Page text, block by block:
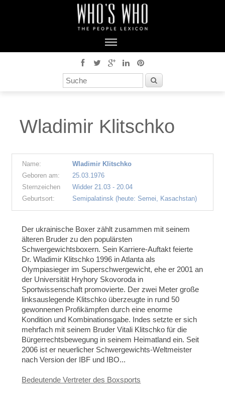
Wladimir Klitschko
Name:
Wladimir Klitschko
Geboren am:
25.03.1976
Sternzeichen
Widder 21.03 - 20.04
Geburtsort:
Semipalatinsk (heute: Semei, Kasachstan)
Der ukrainische Boxer zählt zusammen mit seinem
älteren Bruder zu den populärsten
Schwergewichtsboxern. Sein Karriere-Auftakt feierte
Dr. Wladimir Klitschko 1996 in Atlanta als
Olympiasieger im Superschwergewicht, ehe er 2001 an
der Universität Hryhory Skovoroda in
Sportwissenschaft promovierte. Der zwei Meter große
linksauslegende Klitschko überzeugte in rund 50
gewonnenen Profikämpfen durch eine enorme
Kondition und Kombinationsgabe. Indes setzte er sich
mehrfach mit seinem Bruder Vitali Klitschko für die
Bürgerrechtsbewegung in seinem Heimatland ein. Seit
2006 ist er neuerlicher Schwergewichts-Weltmeister
nach Version der IBF und IBO...
Bedeutende Vertreter des Boxsports